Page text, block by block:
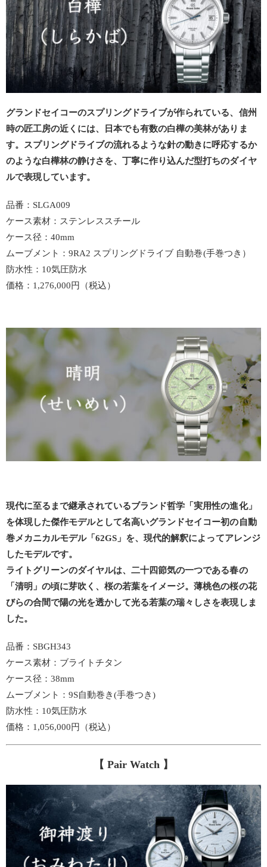
グランドセイコーのスプリングドライブが作られている、信州
時の匠工房の近くには、日本でも有数の白樺の美林がありま
す。スプリングドライブの流れるような針の動きに呼応するか
のような白樺林の静けさを、丁寧に作り込んだ型打ちのダイヤ
ルで表現しています。
品番：SLGA009
ケース素材：ステンレススチール
ケース径：40mm
ムーブメント：9RA2 スプリングドライブ 自動巻(手巻つき）
防水性：10気圧防水
価格：1,276,000円（税込）
現代に至るまで継承されているブランド哲学「実用性の進化」
を体現した傑作モデルとして名高いグランドセイコー初の自動
巻メカニカルモデル「62GS」を、現代的解釈によってアレンジ
したモデルです。
ライトグリーンのダイヤルは、二十四節気の一つである春の
「清明」の頃に芽吹く、桜の若葉をイメージ。薄桃色の桜の花
びらの合間で陽の光を透かして光る若葉の瑞々しさを表現しま
した。
品番：SBGH343
ケース素材：ブライトチタン
ケース径：38mm
ムーブメント：9S自動巻き(手巻つき)
防水性：10気圧防水
価格：1,056,000円（税込）
【 Pair Watch 】